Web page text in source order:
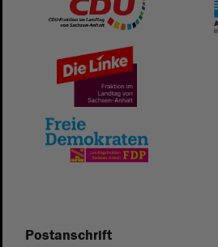
Postanschrift